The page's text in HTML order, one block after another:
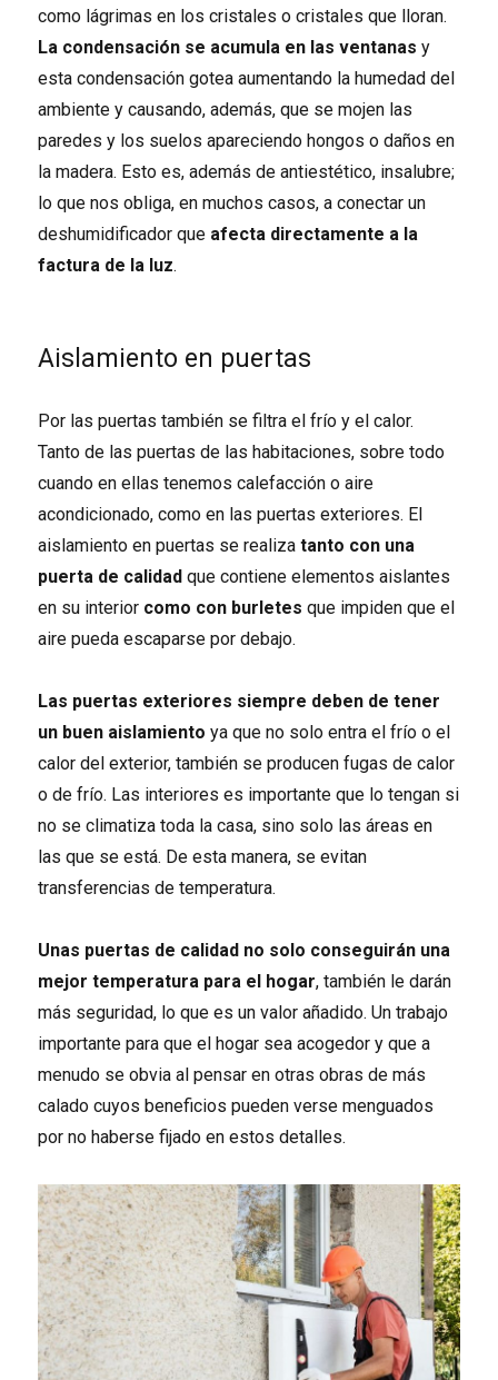
como lágrimas en los cristales o cristales que lloran.
La condensación se acumula en las ventanasy
esta condensación gotea aumentando la humedad del
ambiente y causando, además, que se mojen las
paredes y los suelos apareciendo hongos o daños en
la madera. Esto es, además de antiestético, insalubre;
lo que nos obliga, en muchos casos, a conectar un
deshumidificador que afecta directamente a la
factura de la luz.
Aislamiento en puertas
Por las puertas también se filtra el frío y el calor.
Tanto de las puertas de las habitaciones, sobre todo
cuando en ellas tenemos calefacción o aire
acondicionado, como en las puertas exteriores. El
aislamiento en puertas se realizatanto con una
puerta de calidadque contiene elementos aislantes
en su interior como con burletesque impiden que el
aire pueda escaparse por debajo.
Las puertas exteriores siempre deben de tener
un buen aislamiento ya que no solo entra el frío o el
calor del exterior, también se producen fugas de calor
o de frío. Las interiores es importante que lo tengan si
no se climatiza toda la casa, sino solo las áreas en
las que se está. De esta manera, se evitan
transferencias de temperatura.
Unas puertas de calidad no solo conseguirán una
mejor temperatura para el hogar, también le darán
más seguridad, lo que es un valor añadido. Un trabajo
importante para que el hogar sea acogedor y que a
menudo se obvia al pensar en otras obras de más
calado cuyos beneficios pueden verse menguados
por no haberse fijado en estos detalles.